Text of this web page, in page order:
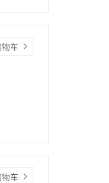
车
车